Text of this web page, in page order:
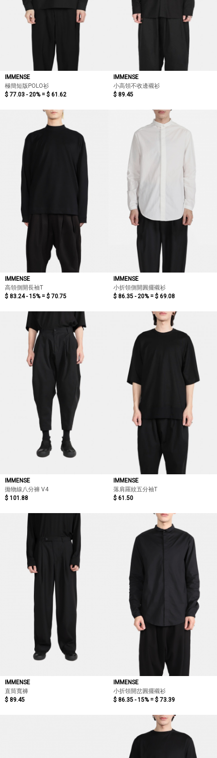
IMMENSE
極簡短版POLO衫
$ 77.03 - 20% = $ 61.62
IMMENSE
小高領不收邊襯衫
$ 89.45
IMMENSE
高領側開長袖T
$ 83.24 - 15% = $ 70.75
IMMENSE
小折領側開圓擺襯衫
$ 86.35 - 20% = $ 69.08
IMMENSE
拋物線八分褲 V4
$ 101.88
IMMENSE
落肩羅紋五分袖T
$ 61.50
IMMENSE
直筒寬褲
$ 89.45
IMMENSE
小折領開岔圓擺襯衫
$ 86.35 - 15% = $ 73.39